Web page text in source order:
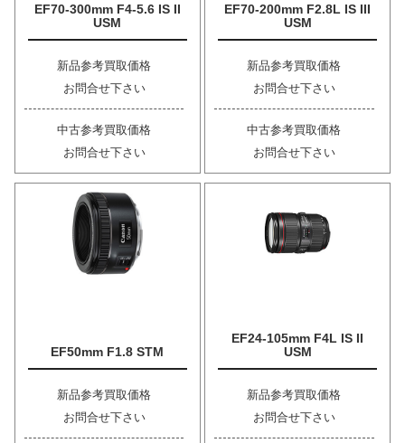
EF70-300mm F4-5.6 IS II
USM
新品参考買取価格
お問合せ下さい
中古参考買取価格
お問合せ下さい
EF70-200mm F2.8L IS III
USM
新品参考買取価格
お問合せ下さい
中古参考買取価格
お問合せ下さい
EF50mm F1.8 STM
新品参考買取価格
お問合せ下さい
EF24-105mm F4L IS II
USM
新品参考買取価格
お問合せ下さい